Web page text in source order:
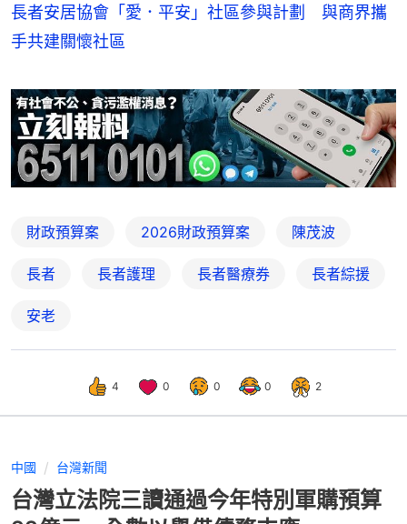
長者安居協會「愛．平安」社區參與計劃 與商界攜
手共建關懷社區
財政預算案 2026財政預算案 陳茂波
長者 長者護理 長者醫療券 長者綜援
安老
4 0 0 0 2
中國 台灣新聞
台灣立法院三讀通過今年特別軍購預算